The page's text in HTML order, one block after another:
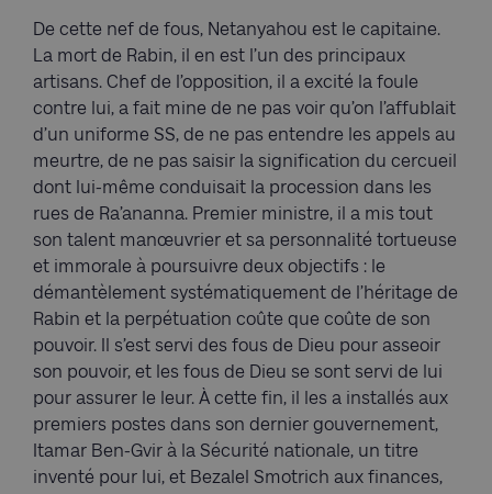
De cette nef de fous, Netanyahou est le capitaine.
La mort de Rabin, il en est l’un des principaux
artisans. Chef de l’opposition, il a excité la foule
contre lui, a fait mine de ne pas voir qu’on l’affublait
d’un uniforme SS, de ne pas entendre les appels au
meurtre, de ne pas saisir la signification du cercueil
dont lui-même conduisait la procession dans les
rues de Ra’ananna. Premier ministre, il a mis tout
son talent manœuvrier et sa personnalité tortueuse
et immorale à poursuivre deux objectifs : le
démantèlement systématiquement de l’héritage de
Rabin et la perpétuation coûte que coûte de son
pouvoir. Il s’est servi des fous de Dieu pour asseoir
son pouvoir, et les fous de Dieu se sont servi de lui
pour assurer le leur. À cette fin, il les a installés aux
premiers postes dans son dernier gouvernement,
Itamar Ben-Gvir à la Sécurité nationale, un titre
inventé pour lui, et Bezalel Smotrich aux finances,